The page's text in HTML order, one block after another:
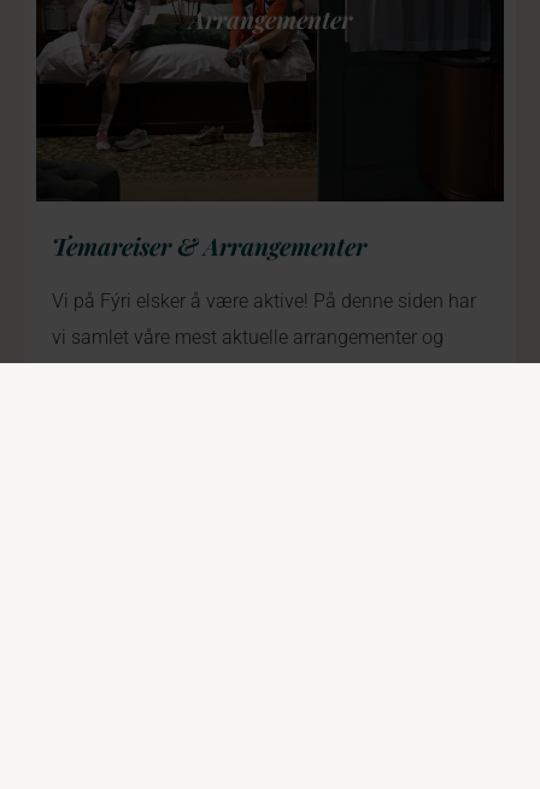
Arrangementer
Temareiser & Arrangementer
Vi på Fýri elsker å være aktive! På denne siden har
vi samlet våre mest aktuelle arrangementer og